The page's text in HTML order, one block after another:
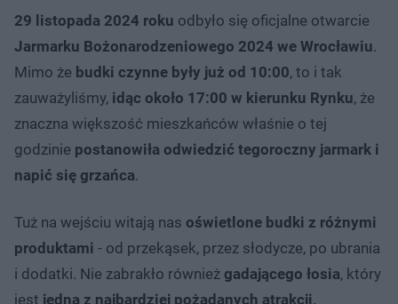
29 listopada 2024 roku odbyło się oficjalne otwarcie
Jarmarku Bożonarodzeniowego 2024 we Wrocławiu.
Mimo że budki czynne były już od 10:00, to i tak
zauważyliśmy, idąc około 17:00 w kierunku Rynku, że
znaczna większość mieszkańców właśnie o tej
godzinie postanowiła odwiedzić tegoroczny jarmark i
napić się grzańca.
Tuż na wejściu witają nas oświetlone budki z różnymi
produktami - od przekąsek, przez słodycze, po ubrania
i dodatki. Nie zabrakło również gadającego łosia, który
jest jedną z najbardziej pożądanych atrakcji,